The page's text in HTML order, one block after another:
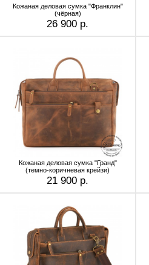
Кожаная деловая сумка "Франклин"
(чёрная)
26 900 р.
Кожаная деловая сумка "Гранд"
(темно-коричневая крейзи)
21 900 р.